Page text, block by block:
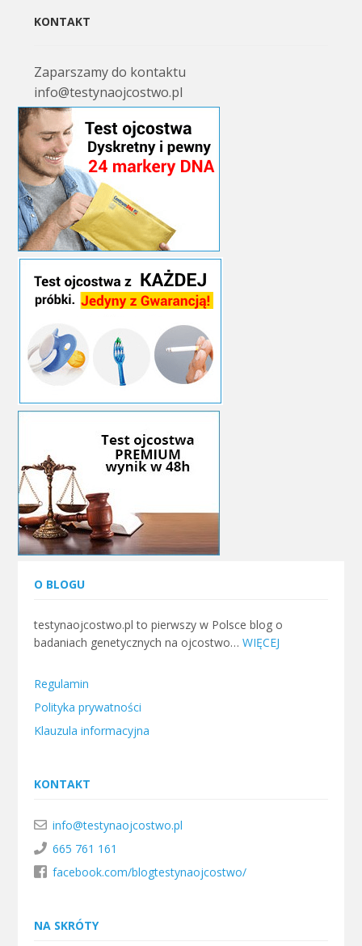
KONTAKT
Zaparszamy do kontaktu
info@testynaojcostwo.pl
O BLOGU
testynaojcostwo.pl to pierwszy w Polsce blog o
badaniach genetycznych na ojcostwo…WIĘCEJ
Regulamin
Polityka prywatności
Klauzula informacyjna
KONTAKT
info@testynaojcostwo.pl
665 761 161
facebook.com/blogtestynaojcostwo/
NA SKRÓTY